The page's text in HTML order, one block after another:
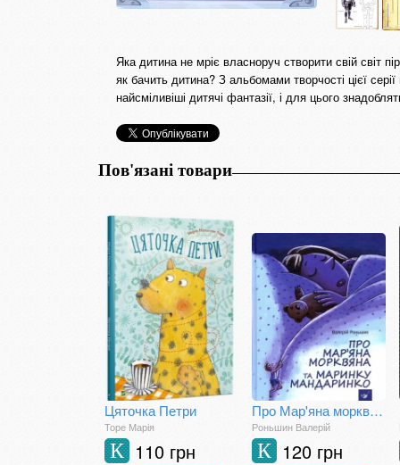
Яка дитина не мріє власноруч створити свій світ
як бачить дитина? З альбомами творчості цієї
найсміливіші дитячі фантазії, і для цього
Пов'язані товари
Цяточка Петри
Торе Марія
110 грн
К
Про Мар'яна морквяна та Маринку Мандаринко
Роньшин Валерій
120 грн
К